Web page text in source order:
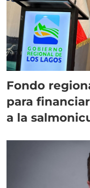
Fondo
para
a la